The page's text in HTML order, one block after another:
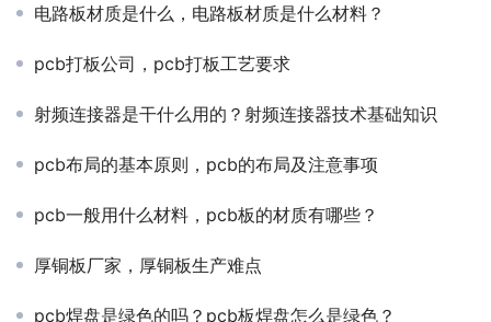
电路板材质是什么，电路板材质是什么材料？
pcb打板公司，pcb打板工艺要求
射频连接器是干什么用的？射频连接器技术基础知识
pcb布局的基本原则，pcb的布局及注意事项
pcb一般用什么材料，pcb板的材质有哪些？
厚铜板厂家，厚铜板生产难点
pcb焊盘是绿色的吗？pcb板焊盘怎么是绿色？